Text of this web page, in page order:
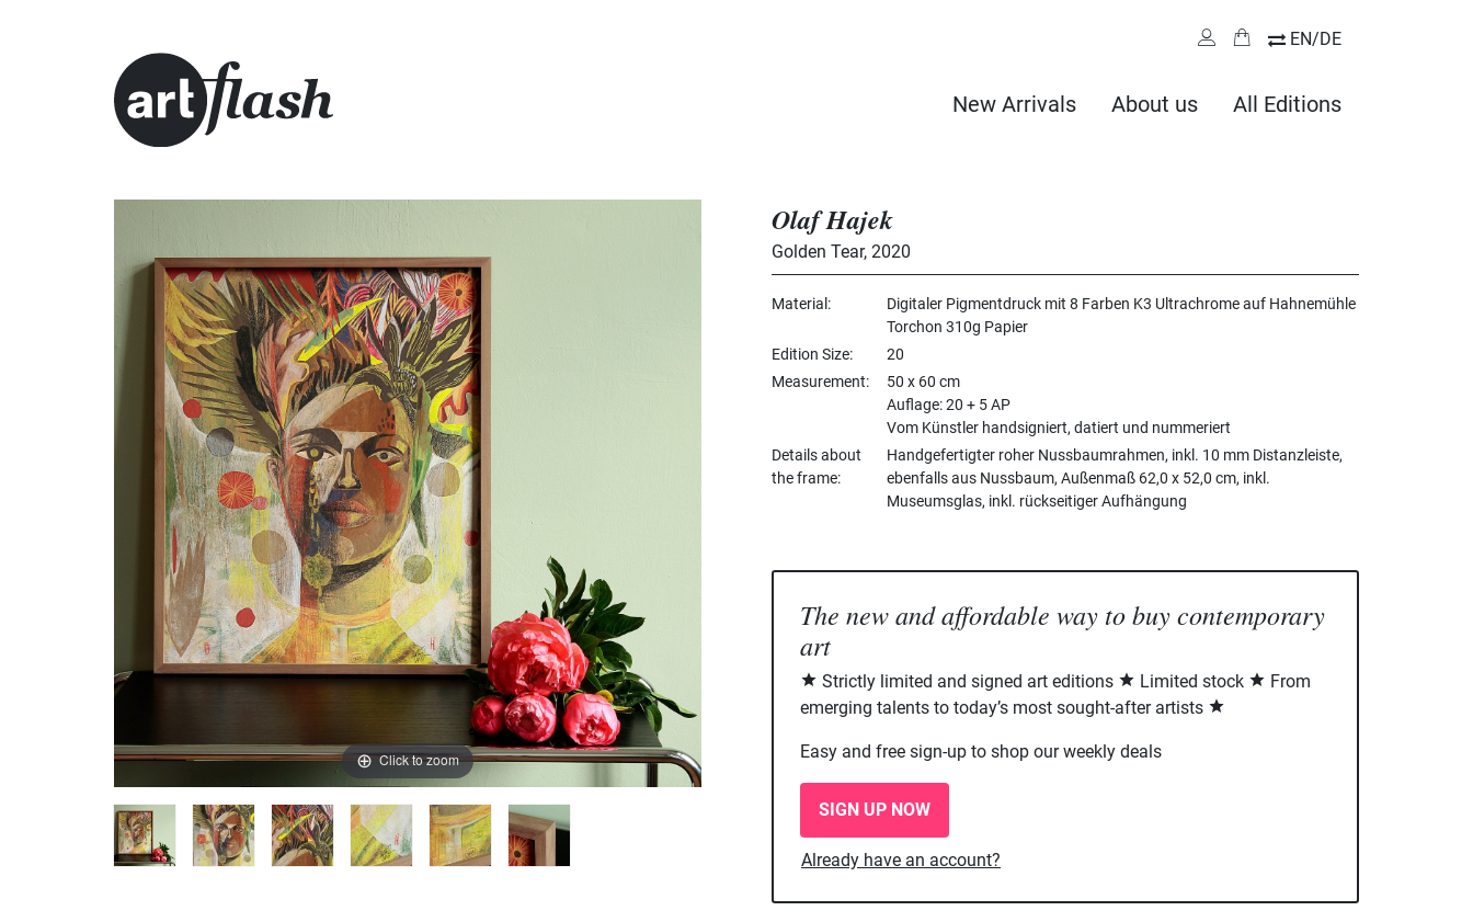
EN/DE
New Arrivals About us All Editions
Click to zoom
Olaf Hajek
Golden Tear, 2020
Material
Digitaler Pigmentdruck mit 8 Farben K3 Ultrachrome auf Hahnemühle
Torchon 310g Papier
Edition Size
20
Measurement
50 x 60 cm
Auflage: 20 + 5 AP
Vom Künstler handsigniert, datiert und nummeriert
Details about
the frame
Handgefertigter roher Nussbaumrahmen, inkl. 10 mm Distanzleiste,
ebenfalls aus Nussbaum, Außenmaß 62,0 x 52,0 cm, inkl.
Museumsglas, inkl. rückseitiger Aufhängung
The new and affordable way to buy contemporary
art
Strictly limited and signed art editions Limited stock
From
emerging talents to today’s most sought-after artists
Easy and free sign-up to shop our weekly deals
SIGN UP NOW
Already have an account?